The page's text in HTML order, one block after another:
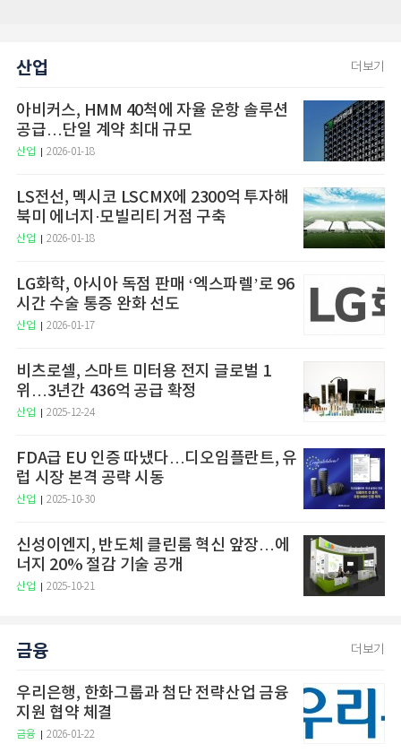
산업 더보기
아비커스, HMM 40척에 자율 운항 솔루션
공급…단일 계약 최대 규모
산업 2026-01-18
LS전선, 멕시코 LSCMX에 2300억 투자해
북미 에너지·모빌리티 거점 구축
산업 2026-01-18
LG화학, 아시아 독점 판매 ‘엑스파렐’로 96
시간 수술 통증 완화 선도
산업 2026-01-17
비츠로셀, 스마트 미터용 전지 글로벌 1
위…3년간 436억 공급 확정
산업 2025-12-24
FDA급 EU 인증 따냈다…디오임플란트, 유
럽 시장 본격 공략 시동
산업 2025-10-30
신성이엔지, 반도체 클린룸 혁신 앞장…에
너지 20% 절감 기술 공개
산업 2025-10-21
금융 더보기
우리은행, 한화그룹과 첨단 전략산업 금융
지원 협약 체결
금융 2026-01-22